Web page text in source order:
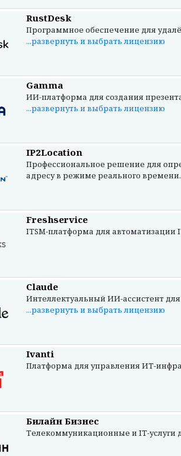
RustDesk
Программное обеспечение для
...развернуть и выбрать лицензию
Gamma
ИИ-платформа для создания
...развернуть и выбрать лицензию
IP2Location
Профессиональное решение для
адресу в режиме реального
Freshservice
ITSM-платформа для автоматизации
Claude
Интеллектуальный ИИ-ассистент для
...развернуть и выбрать лицензию
Ivanti
Платформа для управления ИТ-
Билайн Бизнес
Телекоммуникационные и IT-услуги